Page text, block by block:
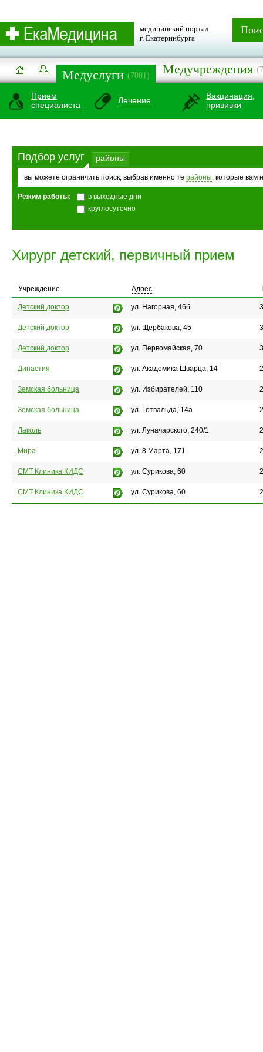
медицинский портал
г. Екатеринбурга
Медуслуги (7801) Медучреждения
Прием
специалиста
Лечение
Вакцинация,
прививки
Подбор услуг районы
вы можете ограничить поиск, выбрав именно те районы, которые вам
Режим работы:
в выходные дни
круглосуточно
Хирург детский, первичный прием
Учреждение Адрес
Детский доктор ул. Нагорная, 46б
Детский доктор ул. Щербакова, 45
Детский доктор ул. Первомайская, 70
Династия ул. Академика Шварца, 14
Земская больница ул. Избирателей, 110
Земская больница ул. Готвальда, 14а
Лаколь ул. Луначарского, 240/1
Мира ул. 8 Марта, 171
СМТ Клиника КИДС ул. Сурикова, 60
СМТ Клиника КИДС ул. Сурикова, 60